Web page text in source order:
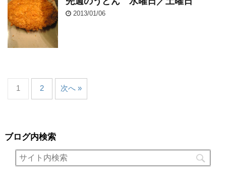
2013/01/06
1 2 次へ »
ブログ内検索